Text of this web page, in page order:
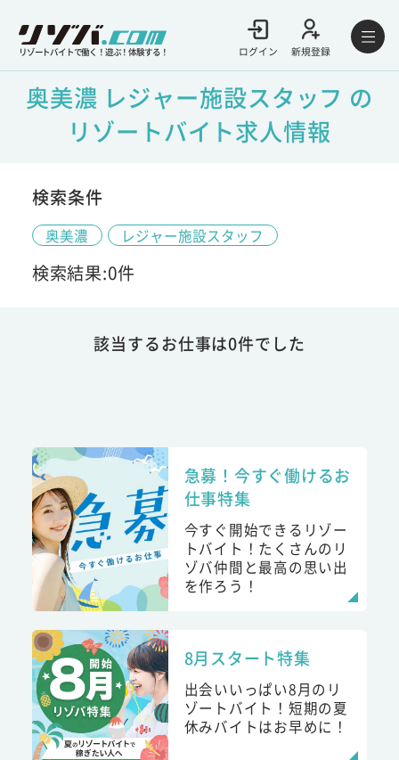
リゾートバイトで働く！遊ぶ！体験する！ ログイン 新規登録
奥美濃 レジャー施設スタッフ の
リゾートバイト求人情報
検索条件
奥美濃 レジャー施設スタッフ
検索結果:0件
該当するお仕事は0件でした
急募！今すぐ働けるお
仕事特集
今すぐ開始できるリゾー
トバイト！たくさんのリ
ゾバ仲間と最高の思い出
を作ろう！
8月スタート特集
出会いいっぱい8月のリ
ゾートバイト！短期の夏
休みバイトはお早めに！